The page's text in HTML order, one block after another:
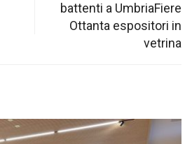
battenti a UmbriaFiere
Ottanta espositori in
vetrina